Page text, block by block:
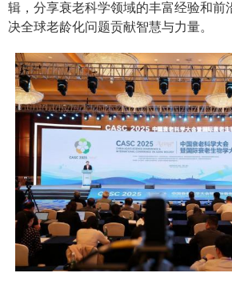
辑，分享衰老科学领域的丰富经验和前
决全球老龄化问题贡献智慧与力量。